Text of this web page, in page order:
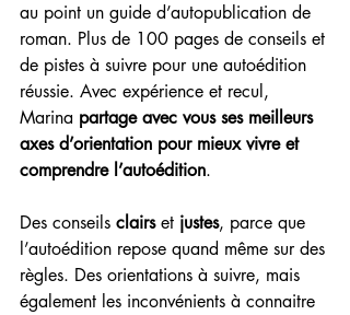
au point un guide d’autopublication de
roman. Plus de 100 pages de conseils et
de pistes à suivre pour une autoédition
réussie. Avec expérience et recul,
Marina partage avec vous ses meilleurs
axes d’orientation pour mieux vivre et
comprendre l’autoédition.
Des conseils clairs et justes, parce que
l’autoédition repose quand même sur des
règles. Des orientations à suivre, mais
également les inconvénients à connaitre